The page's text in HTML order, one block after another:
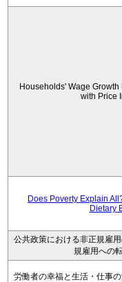
Households' Wage
with Price
Does Poverty Explain
Dietary
公共政策における非正規雇
規雇用への
労働者の幸福と生活・仕事